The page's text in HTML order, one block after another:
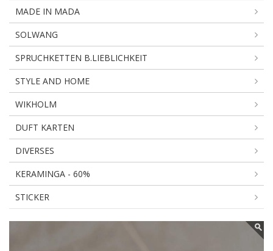
MADE IN MADA
SOLWANG
SPRUCHKETTEN B.LIEBLICHKEIT
STYLE AND HOME
WIKHOLM
DUFT KARTEN
DIVERSES
KERAMINGA - 60%
STICKER